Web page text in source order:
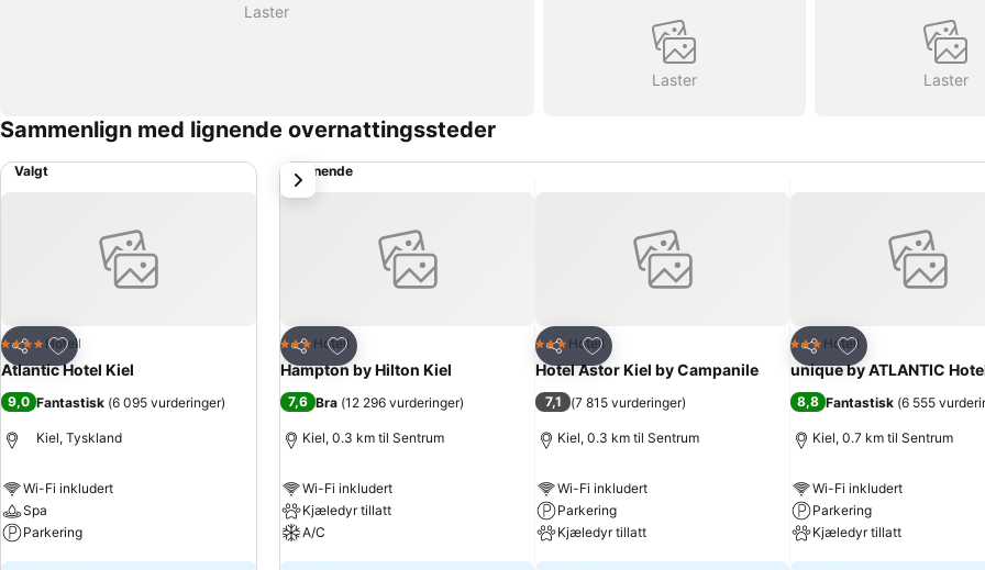
Laster
Laster Laster
Sammenlign med lignende overnattingssteder
Valgt
Del
Legg til i favoritter
4 StjernerHotell
Atlantic Hotel Kiel
9,0 Fantastisk (6 095 vurderinger)
Kiel, Tyskland
Wi-Fi inkludert
Spa
Parkering
Lignende
Del
Legg til i favoritter
3 Stjerner
Hotell
Hampton by Hilton Kiel
7,6 Bra (12 296 vurderinger)
Kiel, 0.3 km til Sentrum
Wi-Fi inkludert
Kjæledyr tillatt
A/C
Del
Legg til i favoritter
3 Stjerner
Hotell
Hotel Astor Kiel by Campanile
7,1 (7 815 vurderinger)
Kiel, 0.3 km til Sentrum
Wi-Fi inkludert
Parkering
Kjæledyr tillatt
Del
Legg til i favoritter
3 Stjerner
Hotell
unique by ATLANTIC
8,8 Fantastisk (6 555
Kiel, 0.7 km til Sentrum
Wi-Fi inkludert
Parkering
Kjæledyr tillatt
Neste